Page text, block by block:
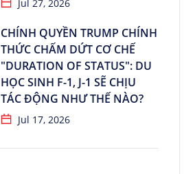
Jul 27, 2026
CHÍNH QUYỀN TRUMP CHÍNH
THỨC CHẤM DỨT CƠ CHẾ
"DURATION OF STATUS": DU
HỌC SINH F-1, J-1 SẼ CHỊU
TÁC ĐỘNG NHƯ THẾ NÀO?
Jul 17, 2026